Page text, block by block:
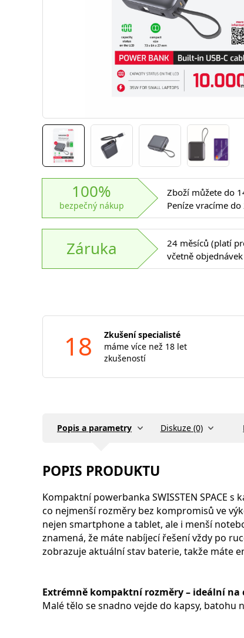
100%
bezpečný nákup
Zboží můžete do
Peníze vracíme do
Záruka
24 měsíců (platí
včetně objednávek
18
Zkušení specialisté
máme více než 18 let
zkušeností
Popis a parametry Diskuze (0)
POPIS PRODUKTU
Kompaktní powerbanka SWISSTEN SPACE
co nejmenší rozměry bez kompromisů ve
nejen smartphone a tablet, ale i menší
znamená, že máte nabíjecí řešení vždy po
zobrazuje aktuální stav baterie, takže máte
Extrémně kompaktní rozměry – ideální na
Malé tělo se snadno vejde do kapsy,